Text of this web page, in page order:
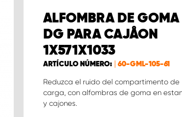
ALFOMBRA DE GOMA
DG PARA CAJÅON
1X571X1033
ARTÍCULO NÚMERO: 60-GML-105-61
Reduzca el ruido del compartimento de
carga, con alfombras de goma en
y cajones.